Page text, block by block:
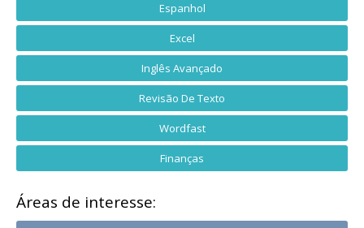
Espanhol
Excel
Inglês Avançado
Revisão De Texto
Wordfast
Finanças
Áreas de interesse: